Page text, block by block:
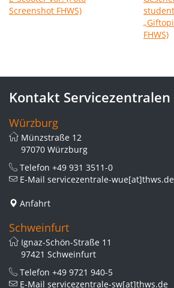
Kontakt Servicezentralen
Würzburg
Münzstraße 12
97070 Würzburg
Telefon +49 931 3511-0
E-Mail servicezentrale-wue[at]thws.de
Anfahrt
Schweinfurt
Ignaz-Schön-Straße 11
97421 Schweinfurt
Telefon +49 9721 940-5
E-Mail servicezentrale-sw[at]thws.de